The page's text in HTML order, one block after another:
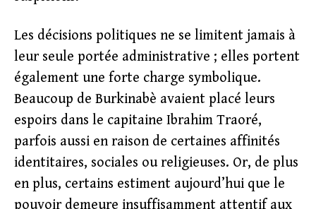
Les décisions politiques ne se limitent jamais à
leur seule portée administrative ; elles portent
également une forte charge symbolique.
Beaucoup de Burkinabè avaient placé leurs
espoirs dans le capitaine Ibrahim Traoré,
parfois aussi en raison de certaines affinités
identitaires, sociales ou religieuses. Or, de plus
en plus, certains estiment aujourd’hui que le
pouvoir demeure insuffisamment attentif aux